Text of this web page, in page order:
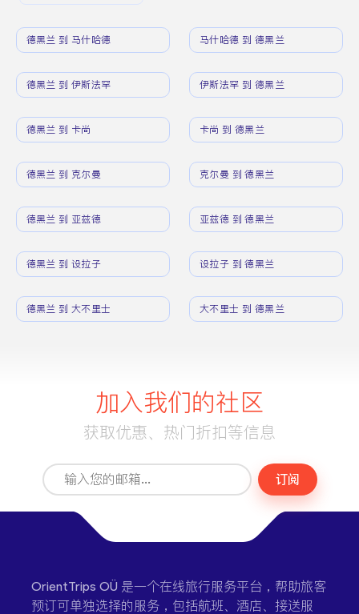
德黑兰 到 马什哈德 马什哈德 到 德黑兰
德黑兰 到 伊斯法罕 伊斯法罕 到 德黑兰
德黑兰 到 卡尚 卡尚 到 德黑兰
德黑兰 到 克尔曼 克尔曼 到 德黑兰
德黑兰 到 亚兹德 亚兹德 到 德黑兰
德黑兰 到 设拉子 设拉子 到 德黑兰
德黑兰 到 大不里士 大不里士 到 德黑兰
加入我们的社区
获取优惠、热门折扣等信息
订阅
OrientTrips OÜ 是一个在线旅行服务平台，帮助旅客
预订可单独选择的服务，包括航班、酒店、接送服